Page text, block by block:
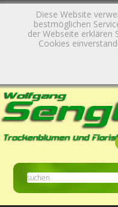
Diese Website
bestmöglichen
der Webseite erklären
Cookies